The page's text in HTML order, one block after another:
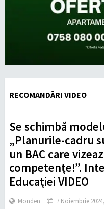
RECOMANDĂRI VIDEO
Se schimbă
„Planurile-cadru
un BAC care
competențe!”.
Educației VIDEO
Monden 7 Noiembrie